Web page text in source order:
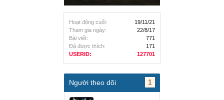
Hoạt động cuối:
19/11/21
Tham gia ngày:
22/8/17
Bài viết:
771
Đã được thích:
171
USERID:
127701
Người theo dõi 1